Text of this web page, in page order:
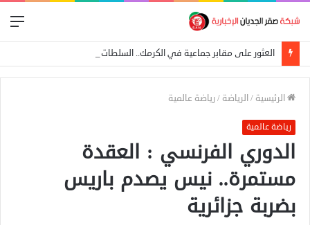
الرئيسية /الرياضة / رياضة عالمية
رياضة عالمية
الدوري الفرنسي : العقدة
مستمرة.. نيس يصدم باريس
بضربة جزائرية